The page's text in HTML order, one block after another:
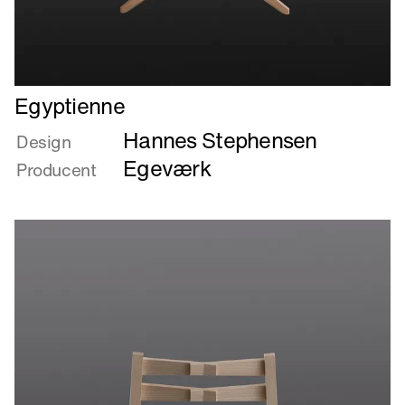
Læs
mere
om
Egyptienne
Egyptienne
Design Hannes Stephensen
Producent Egeværk